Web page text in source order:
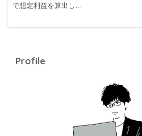
で想定利益を算出し…
Profile